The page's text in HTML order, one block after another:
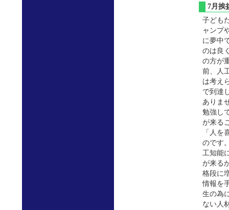
7月
子ども
ャンプ
に夢中
のは良
の方が
前、人
は考え
で到達
ありま
勉強し
が来る
「人を
のです
工知能
が来る
格段に
情報を
生の為
ない人